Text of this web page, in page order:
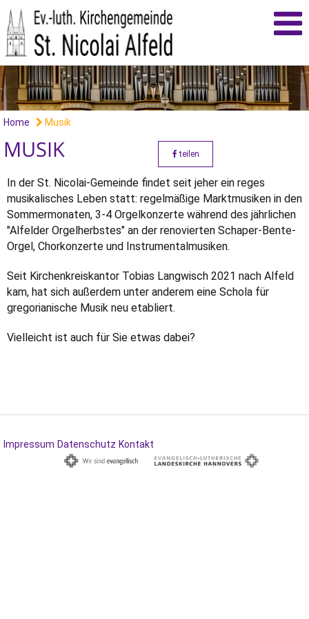
Home Musik
MUSIK teilen
In der St. Nicolai-Gemeinde findet seit jeher ein reges
musikalisches Leben statt: regelmäßige Marktmusiken in den
Sommermonaten, 3-4 Orgelkonzerte während des jährlichen
"Alfelder Orgelherbstes" an der renovierten Schaper-Bente-
Orgel, Chorkonzerte und Instrumentalmusiken.
Seit Kirchenkreiskantor Tobias Langwisch 2021 nach Alfeld
kam, hat sich außerdem unter anderem eine Schola für
gregorianische Musik neu etabliert.
Vielleicht ist auch für Sie etwas dabei?
Impressum Datenschutz Kontakt